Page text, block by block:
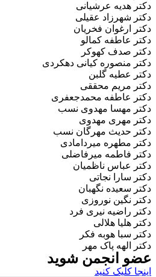
دکتر هدیه عرشیانی
دکتر شهرزاد عقیلی
دکتر ارغوان فخریان
دکتر عاطفه کمالو
دکتر صدف کهوکر
دکتر منصوره کیانی دهکردی
دکتر عطیه گلبن
دکتر مریم محققی
دکتر عاطفه محمدجعفری
دکتر مهسا مهدوی نسب
دکتر مهری مهدوی
دکتر حدیث مهرگان نسب
دکتر مطهره میردامادی
دکتر فاطمه میرفاضلی
دکتر عباس ناظمیان
دکتر سارا نجاتی
دکتر سعیده نگهبان
دکتر نگین نوروزی
دکتر راضیه نیری فرد
دکتر هلیا هلالی
دکتر سبا هوبه فکر
دکتر الهه پاک مهر
عضو انجمن شوید
اینجا کلیک کنید